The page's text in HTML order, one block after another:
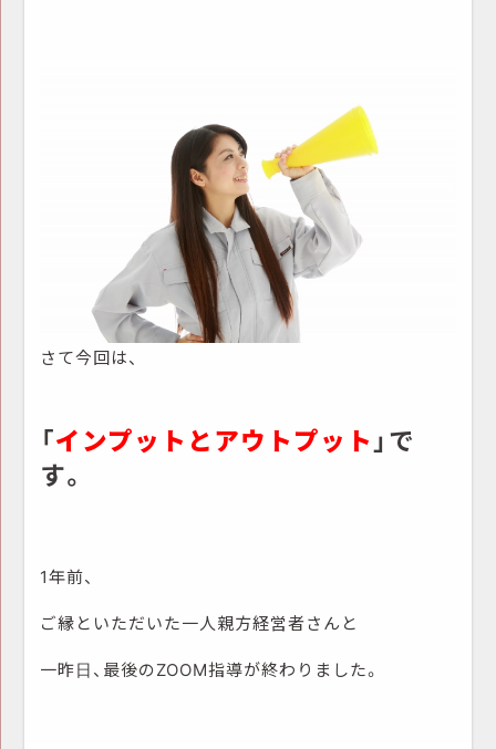
さて今回は、
「インプットとアウトプット 」で
す。
1年前、
ご縁といただいた一人親方経営者さんと
一昨日、最後のZOOM指導が終わりました。